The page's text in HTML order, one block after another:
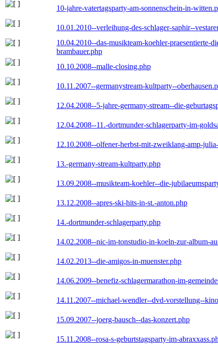
10-jahre-vatertagsparty-am-sonnenschein-in-
10.01.2010--verleihung-des-schlager-saphir--
10.04.2010--das-musikteam-koehler-praesentierte-
brambauer.php
10.10.2008--malle-closing.php
10.11.2007--germanystream-kultparty--
12.04.2008--5-jahre-germany-stream--die-
12.04.2008--11.-dortmunder-schlagerparty-im-
12.10.2008--olfener-herbst-mit-zweiklang-amp-
13.-germany-stream-kultparty.php
13.09.2008--musikteam-koehler--die-
13.12.2008--apres-ski-hits-in-st.-anton.php
14.-dortmunder-schlagerparty.php
14.02.2008--nic-im-tonstudio-in-koeln-zur-album-
14.02.2013--die-amigos-in-muenster.php
14.06.2009--benefiz-schlagermarathon-im-
14.11.2007--michael-wendler--dvd-vorstellung--
15.09.2007--joerg-bausch--das-konzert.php
15.11.2008--rosa-s-geburtstagsparty-im-